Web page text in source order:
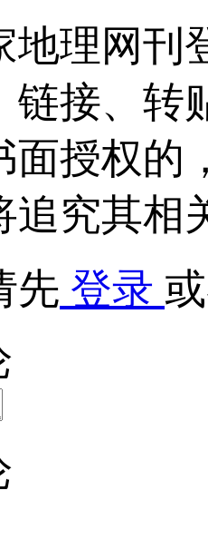
地理网刊
链接、转
面授权的
追究其相
先 登录